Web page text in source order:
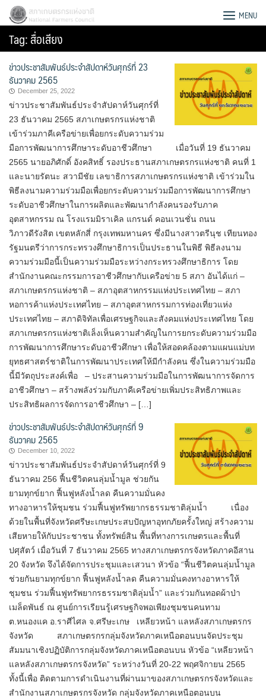
Skip
content
Search
for:
สภาเกษตรกรแห่งชาติ MENU
Tag:สื่อเสียง
ข่าวประชาสัมพันธ์ประจำสัปดาห์วันศุกร์ที่ 23
ธันวาคม 2565
December 25, 2022
ข่าวประชาสัมพันธ์ประจำสัปดาห์วันศุกร์ที่
23 ธันวาคม 2565 สภาเกษตรกรแห่งชาติ
เข้าร่วมภาคีเครือข่ายเพื่อยกระดับความร่วม
มือการพัฒนาการศึกษาระดับอาชีวศึกษา เมื่อวันที่ 19 ธันวาคม
2565 นายอภิศักดิ์ อังคสิทธิ์ รองประธานสภาเกษตรกรแห่งชาติ คนที่ 1
และนายรัตนะ สวามีชัย เลขาธิการสภาเกษตรกรแห่งชาติ เข้าร่วมใน
พิธีลงนามความร่วมมือเพื่อยกระดับความร่วมมือการพัฒนาการศึกษา
ระดับอาชีวศึกษาในการผลิตและพัฒนากำลังคนรองรับภาค
อุตสาหกรรม ณ โรงแรมมิราเคิล แกรนด์ คอนเวนชั่น ถนน
วิภาวดีรังสิต เขตหลักสี่ กรุงเทพมหานคร ซึ่งมีนางสาวตรีนุช เทียนทอง
รัฐมนตรีว่าการกระทรวงศึกษาธิการเป็นประธานในพิธี พิธีลงนาม
ความร่วมมือนี้เป็นความร่วมมือระหว่างกระทรวงศึกษาธิการ โดย
สำนักงานคณะกรรมการอาชีวศึกษากับเครือข่าย 5 สภา อันได้แก่ –
สภาเกษตรกรแห่งชาติ – สภาอุตสาหกรรมแห่งประเทศไทย – สภา
หอการค้าแห่งประเทศไทย – สภาอุตสาหกรรมการท่องเที่ยวแห่ง
ประเทศไทย – สภาดิจิทัลเพื่อเศรษฐกิจและสังคมแห่งประเทศไทย โดย
สภาเกษตรกรแห่งชาติเล็งเห็นความสำคัญในการยกระดับความร่วมมือ
การพัฒนาการศึกษาระดับอาชีวศึกษา เพื่อให้สอดคล้องตามแผนแม่บท
ยุทธศาสตร์ชาติในการพัฒนาประเทศให้มีกำลังคน ซึ่งในความร่วมมือ
นี้มีวัตถุประสงค์เพื่อ – ประสานความร่วมมือในการพัฒนาการจัดการ
อาชีวศึกษา – สร้างพลังร่วมกับภาคีเครือข่ายเพิ่มประสิทธิภาพและ
ประสิทธิผลการจัดการอาชีวศึกษา – […]
ข่าวประชาสัมพันธ์ประจำสัปดาห์วันศุกร์ที่ 9
ธันวาคม 2565
December 10, 2022
ข่าวประชาสัมพันธ์ประจำสัปดาห์วันศุกร์ที่ 9
ธันวาคม 256 ฟื้นชีวิตคนลุ่มน้ำมูล ช่วยกัน
ยามทุกข์ยาก ฟื้นฟูหลังน้ำลด คืนความมั่นคง
ทางอาหารให้ชุมชน ร่วมฟื้นฟูทรัพยากรธรรมชาติลุ่มน้ำ เนื่อง
ด้วยในพื้นที่จังหวัดศรีษะเกษประสบปัญหาอุทกภัยครั้งใหญ่ สร้างความ
เสียหายให้กับประชาชน ทั้งทรัพย์สิน พื้นที่ทางการเกษตรและพื้นที่
ปศุสัตว์ เมื่อวันที่ 7 ธันวาคม 2565 ทางสภาเกษตรกรจังหวัดภาคอีสาน
20 จังหวัด จึงได้จัดการประชุมและเสวนา หัวข้อ “ฟื้นชีวิตคนลุ่มน้ำมูล
ช่วยกันยามทุกข์ยาก ฟื้นฟูหลังน้ำลด คืนความมั่นคงทางอาหารให้
ชุมชน ร่วมฟื้นฟูทรัพยากรธรรมชาติลุ่มน้ำ” และร่วมกันทอดผ้าป่า
เมล็ดพันธ์ ณ ศูนย์การเรียนรู้เศรษฐกิจพอเพียงชุมชนคนทาม
ต.หนองแค อ.ราศีไศล จ.ศรีษะเกษ เหลียวหน้า แลหลังสภาเกษตรกร
จังหวัด สภาเกษตรกรกลุ่มจังหวัดภาคเหนือตอนบนจัดประชุม
สัมมนาเชิงปฏิบัติการกลุ่มจังหวัดภาคเหนือตอนบน หัวข้อ “เหลียวหน้า
แลหลังสภาเกษตรกรจังหวัด” ระหว่างวันที่ 20-22 พฤศจิกายน 2565
ทั้งนี้เพื่อ ติดตามการดำเนินงานที่ผ่านมาของสภาเกษตรกรจังหวัดและ
สำนักงานสภาเกษตรกรจังหวัด กลุ่มจังหวัดภาคเหนือตอนบน